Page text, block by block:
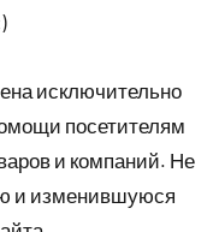
исключительно
посетителям
и компаний. Не
и изменившуюся